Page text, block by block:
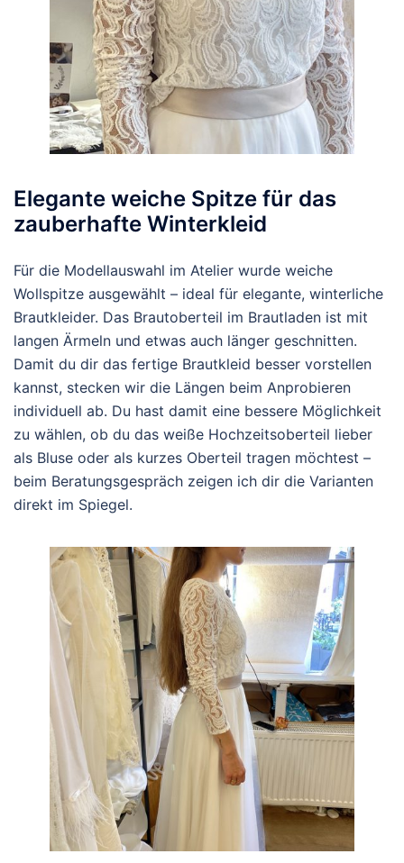
Elegante weiche Spitze für das
zauberhafte Winterkleid
Für die Modellauswahl im Atelier wurde weiche
Wollspitze ausgewählt – ideal für elegante, winterliche
Brautkleider. Das Brautoberteil im Brautladen ist mit
langen Ärmeln und etwas auch länger geschnitten.
Damit du dir das fertige Brautkleid besser vorstellen
kannst, stecken wir die Längen beim Anprobieren
individuell ab. Du hast damit eine bessere Möglichkeit
zu wählen, ob du das weiße Hochzeitsoberteil lieber
als Bluse oder als kurzes Oberteil tragen möchtest –
beim Beratungsgespräch zeigen ich dir die Varianten
direkt im Spiegel.